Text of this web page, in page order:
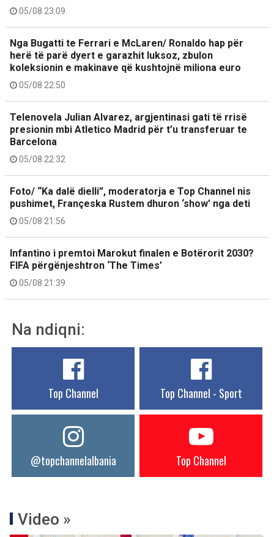
05/08 23:09
Nga Bugatti te Ferrari e McLaren/ Ronaldo hap për
herë të parë dyert e garazhit luksoz, zbulon
koleksionin e makinave që kushtojnë miliona euro
05/08 22:50
Telenovela Julian Alvarez, argjentinasi gati të rrisë
presionin mbi Atletico Madrid për t’u transferuar te
Barcelona
05/08 22:32
Foto/ “Ka dalë dielli”, moderatorja e Top Channel nis
pushimet, Françeska Rustem dhuron ‘show’ nga deti
05/08 21:56
Infantino i premtoi Marokut finalen e Botërorit 2030?
FIFA përgënjeshtron ‘The Times’
05/08 21:39
Na ndiqni:
Top Channel Top Channel - Sport
@topchannelalbania Top Channel
Video »